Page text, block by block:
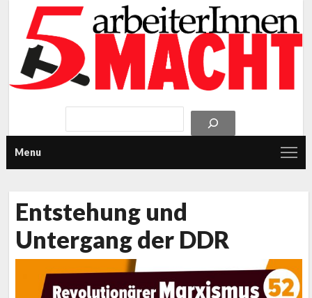
Menu
Entstehung und
Untergang der DDR